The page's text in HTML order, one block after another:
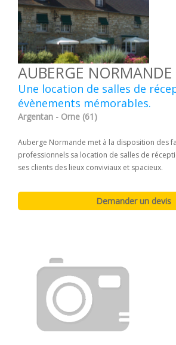
AUBERGE NORMANDE
Une location de salles de
évènements mémorables.
Argentan - Orne (61)
Auberge Normande met à la disposition des
professionnels sa location de salles de
ses clients des lieux conviviaux et spacieux.